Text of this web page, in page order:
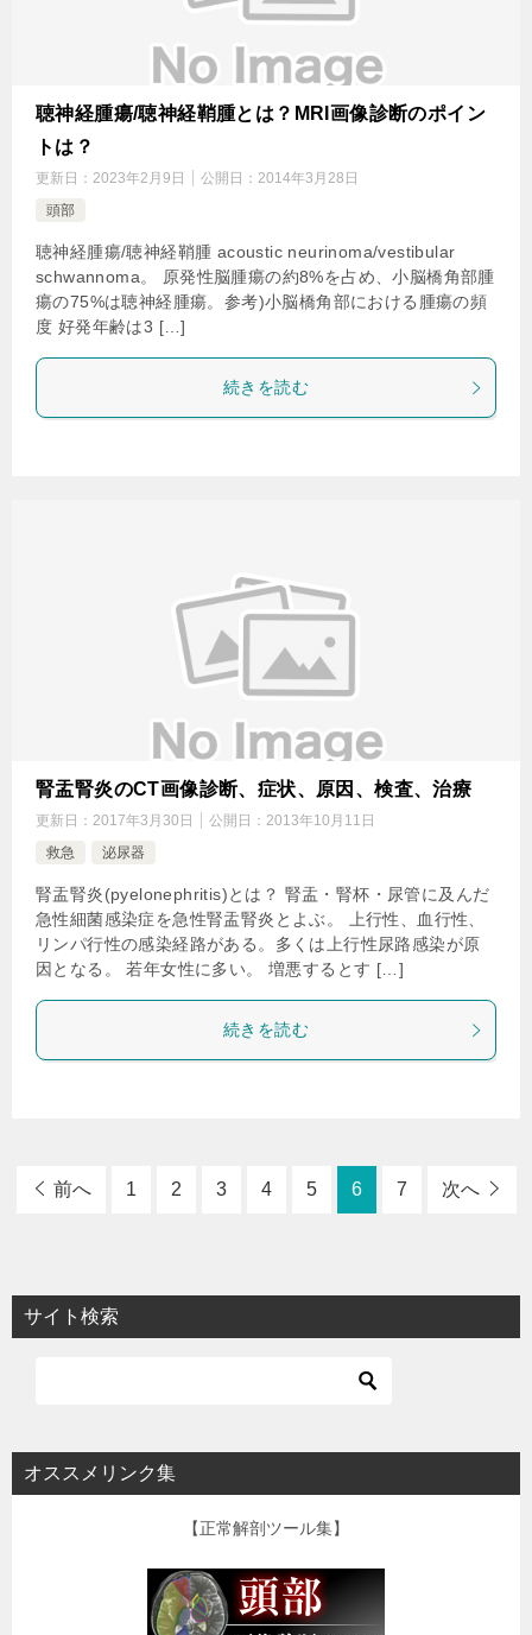
聴神経腫瘍/聴神経鞘腫とは？MRI画像診断のポイン
トは？
更新日： 2023年2月9日 公開日： 2014年3月28日
頭部
聴神経腫瘍/聴神経鞘腫 acoustic neurinoma/vestibular
schwannoma。 原発性脳腫瘍の約8%を占め、小脳橋角部腫
瘍の75%は聴神経腫瘍。参考)小脳橋角部における腫瘍の頻
度 好発年齢は3 […]
続きを読む
腎盂腎炎のCT画像診断、症状、原因、検査、治療
更新日： 2017年3月30日 公開日： 2013年10月11日
救急
泌尿器
腎盂腎炎(pyelonephritis)とは？ 腎盂・腎杯・尿管に及んだ
急性細菌感染症を急性腎盂腎炎とよぶ。 上行性、血行性、
リンパ行性の感染経路がある。多くは上行性尿路感染が原
因となる。 若年女性に多い。 増悪するとす […]
続きを読む
前へ 1 2 3 4 5 6 7 次へ
サイト検索
オススメリンク集
【正常解剖ツール集】